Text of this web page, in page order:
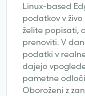
Linux-based
podatkov v
želite popisati,
prenoviti. V
podatki v
dajejo
pametne
Oboroženi z